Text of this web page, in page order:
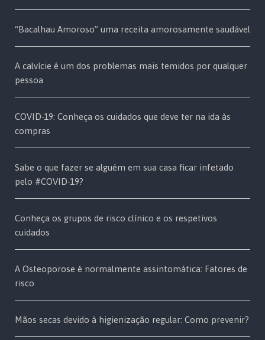
“Bacalhau Amoroso” uma receita amorosamente saudável
A calvície é um dos problemas mais temidos por qualquer
pessoa
COVID-19: Conheça os cuidados que deve ter na ida às
compras
Sabe o que fazer se alguém em sua casa ficar infetado
pelo #COVID-19?
Conheça os grupos de risco clínico e os respetivos
cuidados
A Osteoporose é normalmente assintomática: Fatores de
risco
Mãos secas devido à higienização regular: Como prevenir?